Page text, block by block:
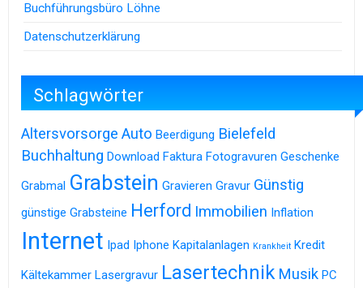
Buchführungsbüro Löhne
Datenschutzerklärung
Schlagwörter
Altersvorsorge Auto Beerdigung Bielefeld
Buchhaltung Download Faktura Fotogravuren Geschenke
Grabmal Grabstein Gravieren Gravur Günstig
günstige Grabsteine Herford Immobilien Inflation
Internet Ipad Iphone Kapitalanlagen Krankheit Kredit
Kältekammer Lasergravur Lasertechnik Musik PC